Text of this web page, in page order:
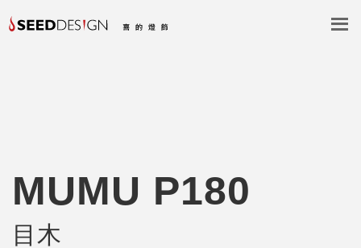
MUMU P180
目木